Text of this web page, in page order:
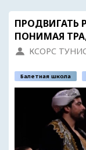
ПРОДВИГАТЬ
ПОНИМАЯ
КСОРС
Балетная школа